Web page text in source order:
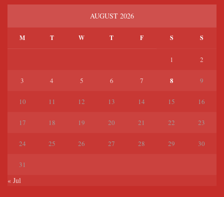
AUGUST 2026
M T W T F S S
1 2
3 4 5 6 7 8 9
10 11 12 13 14 15 16
17 18 19 20 21 22 23
24 25 26 27 28 29 30
31
« Jul